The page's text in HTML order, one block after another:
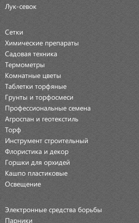
Лук-севок
Сетки
Химические препараты
Садовая техника
Термометры
Комнатные цветы
Таблетки торфяные
Грунты и торфосмеси
Профессиональные семена
Агроспан и геотекстиль
Торф
Инструмент строительный
Флористика и декор
Горшки для орхидей
Кашпо пластиковые
Освещение
Электронные средства борьбы
Парники